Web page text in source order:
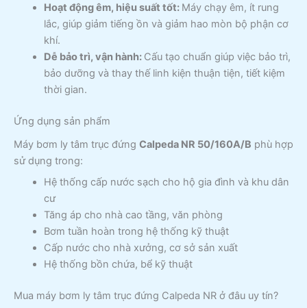
Hoạt động êm, hiệu suất tốt: Máy chạy êm, ít rung
lắc, giúp giảm tiếng ồn và giảm hao mòn bộ phận cơ
khí.
Dễ bảo trì, vận hành: Cấu tạo chuẩn giúp việc bảo trì,
bảo dưỡng và thay thế linh kiện thuận tiện, tiết kiệm
thời gian.
Ứng dụng sản phẩm
Máy bơm ly tâm trục đứng Calpeda NR 50/160A/B phù hợp
sử dụng trong:
Hệ thống cấp nước sạch cho hộ gia đình và khu dân
cư
Tăng áp cho nhà cao tầng, văn phòng
Bơm tuần hoàn trong hệ thống kỹ thuật
Cấp nước cho nhà xưởng, cơ sở sản xuất
Hệ thống bồn chứa, bể kỹ thuật
Mua máy bơm ly tâm trục đứng Calpeda NR ở đâu uy tín?